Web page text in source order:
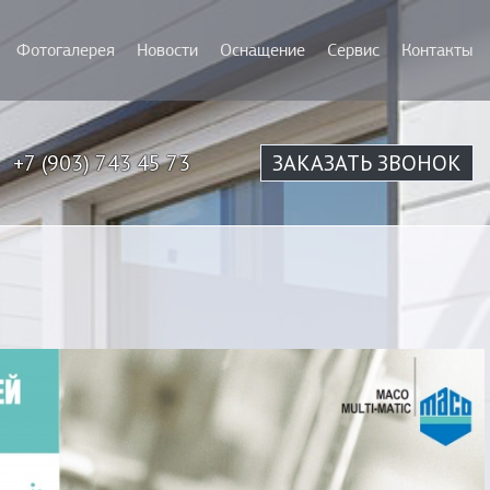
Фотогалерея Новости Оснащение Сервис Контакты
+7 (903) 743 45 73 ЗАКАЗАТЬ ЗВОНОК